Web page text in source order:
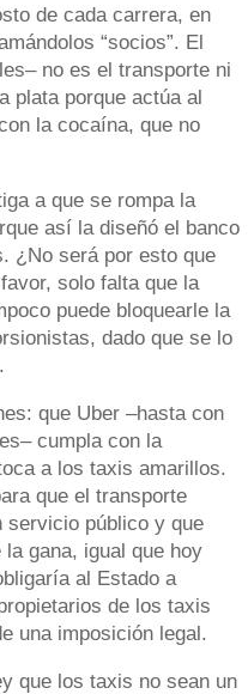
de cada carrera, en
“socios”. El
no es el transporte ni
plata porque actúa al
la cocaína, que no
a que se rompa la
así la diseñó el banco
¿No será por esto que
solo falta que la
puede bloquearle la
dado que se lo
que Uber –hasta con
cumpla con la
a los taxis amarillos.
que el transporte
servicio público y que
gana, igual que hoy
al Estado a
de los taxis
una imposición legal.
que los taxis no sean un